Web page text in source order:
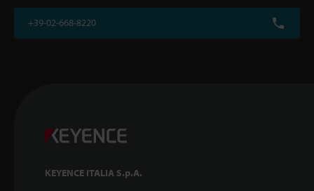
+39-02-668-8220
KEYENCE ITALIA S.p.A.